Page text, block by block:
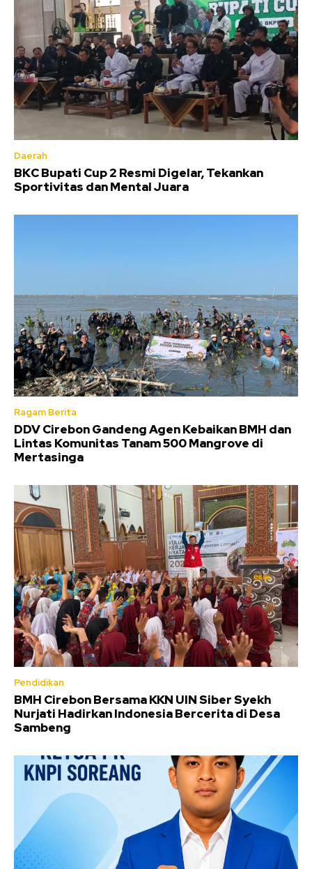
Daerah
BKC Bupati Cup 2 Resmi Digelar, Tekankan
Sportivitas dan Mental Juara
Ragam Berita
DDV Cirebon Gandeng Agen Kebaikan BMH dan
Lintas Komunitas Tanam 500 Mangrove di
Mertasinga
Pendidikan
BMH Cirebon Bersama KKN UIN Siber Syekh
Nurjati Hadirkan Indonesia Bercerita di Desa
Sambeng